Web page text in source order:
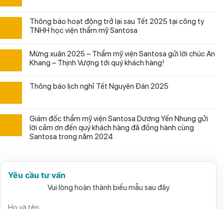
Thông báo hoạt động trở lại sau Tết 2025 tại công ty
TNHH học viện thẩm mỹ Santosa
Mừng xuân 2025 – Thẩm mỹ viện Santosa gửi lời chúc An
Khang – Thịnh Vượng tới quý khách hàng!
Thông báo lịch nghỉ Tết Nguyên Đán 2025
Giám đốc thẩm mỹ viện Santosa Dương Yến Nhung gửi
lời cảm ơn đến quý khách hàng đã đồng hành cùng
Santosa trong năm 2024
Yêu cầu tư vấn
Vui lòng hoàn thành biểu mẫu sau đây